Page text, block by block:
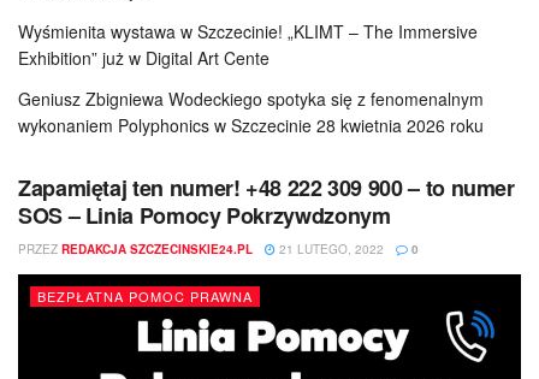
Wyśmienita wystawa w Szczecinie! „KLIMT – The Immersive
Exhibition” już w Digital Art Cente
Geniusz Zbigniewa Wodeckiego spotyka się z fenomenalnym
wykonaniem Polyphonics w Szczecinie 28 kwietnia 2026 roku
Zapamiętaj ten numer! +48 222 309 900 – to numer
SOS – Linia Pomocy Pokrzywdzonym
PRZEZ REDAKCJA SZCZECINSKIE24.PL 21 LUTEGO, 2022 0
BEZPŁATNA POMOC PRAWNA